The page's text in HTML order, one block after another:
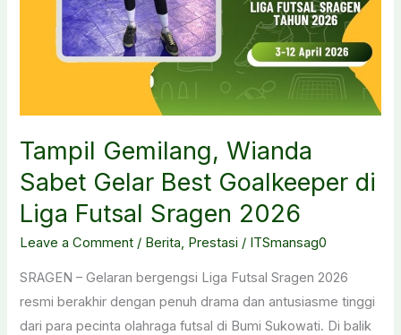
Tampil Gemilang, Wianda
Sabet Gelar Best Goalkeeper di
Liga Futsal Sragen 2026
Leave a Comment / Berita, Prestasi / ITSmansag0
SRAGEN – Gelaran bergengsi Liga Futsal Sragen 2026
resmi berakhir dengan penuh drama dan antusiasme tinggi
dari para pecinta olahraga futsal di Bumi Sukowati. Di balik